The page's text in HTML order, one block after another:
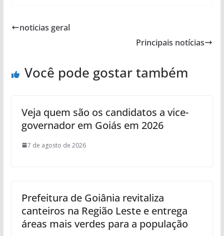
noticias geral
Principais notícias
Você pode gostar também
Veja quem são os candidatos a vice-
governador em Goiás em 2026
7 de agosto de 2026
Prefeitura de Goiânia revitaliza
canteiros na Região Leste e entrega
áreas mais verdes para a população